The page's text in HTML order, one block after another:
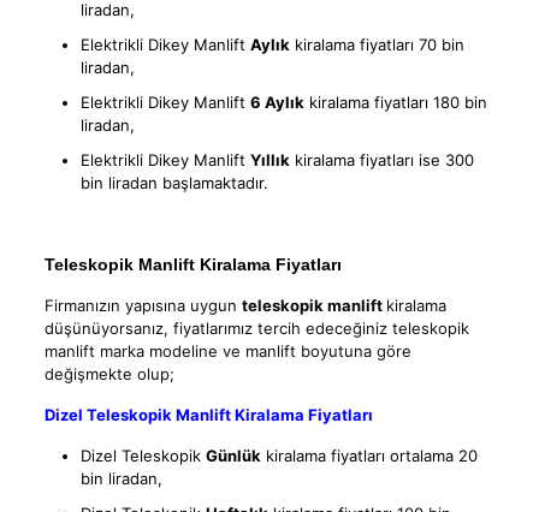
liradan,
Elektrikli Dikey Manlift Aylık kiralama fiyatları 70 bin
liradan,
Elektrikli Dikey Manlift 6 Aylık kiralama fiyatları 180 bin
liradan,
Elektrikli Dikey Manlift Yıllık kiralama fiyatları ise 300
bin liradan başlamaktadır.
Teleskopik Manlift Kiralama Fiyatları
Firmanızın yapısına uygun teleskopik manlift kiralama
düşünüyorsanız, fiyatlarımız tercih edeceğiniz teleskopik
manlift marka modeline ve manlift boyutuna göre
değişmekte olup;
Dizel Teleskopik Manlift Kiralama Fiyatları
Dizel Teleskopik Günlük kiralama fiyatları ortalama 20
bin liradan,